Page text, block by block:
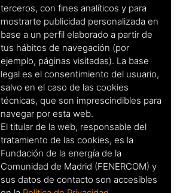
terceros, con fines analíticos y para
mostrarte publicidad personalizada en
base a un perfil elaborado a partir de
tus hábitos de navegación (por
ejemplo, páginas visitadas). La base
legal es el consentimiento del usuario,
salvo en el caso de las cookies
técnicas, que son imprescindibles para
navegar por esta web.
El titular de la web, responsable del
tratamiento de las cookies, es la
Fundación de la energía de la
Comunidad de Madrid (FENERCOM) y
sus datos de contacto son accesibles